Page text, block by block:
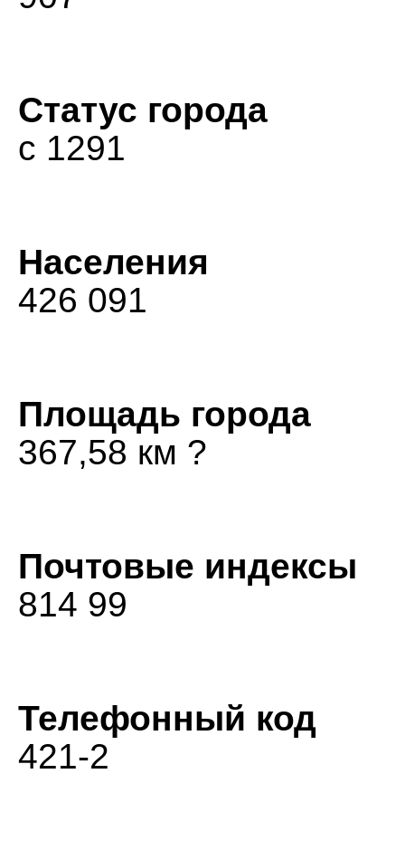
Статус города
с 1291
Населения
426 091
Площадь города
367,58 км ?
Почтовые индексы
814 99
Телефонный код
421-2